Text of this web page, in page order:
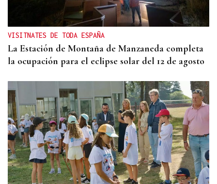
VISITNATES DE TODA ESPAÑA
La Estación de Montaña de Manzaneda completa
la ocupación para el eclipse solar del 12 de agosto